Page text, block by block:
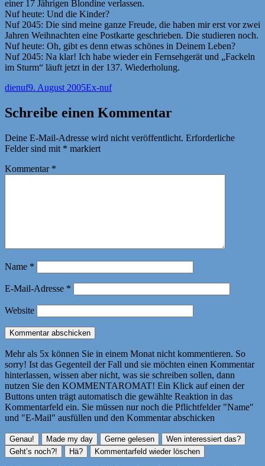
einer 17 Jährigen Blondine verlassen.
Nuf heute: Und die Kinder?
Nuf 2045: Die sind meine ganze Freude, die haben mir erst vor zwei
Jahren Weihnachten eine Postkarte geschrieben. Die studieren noch.
Nuf heute: Oh, gibt es denn etwas schönes in Deinem Leben?
Nuf 2045: Na klar! Ich habe wieder ein Fernsehgerät und „Fackeln
im Sturm“ läuft jetzt in der 137. Wiederholung.
Autor
dienufVeröffentlicht
9. August 2005Kategorien
Ex-nuf
Schreibe einen Kommentar
Deine E-Mail-Adresse wird nicht veröffentlicht. Erforderliche
Felder sind mit * markiert
Kommentar *
Name *
E-Mail-Adresse *
Website
Mehr als 5x können Sie in einem Monat nicht kommentieren. So
sorry! Ist das Gegenteil der Fall und sie möchten einen Kommentar
hinterlassen, wissen aber nicht, was sie schreiben sollen, dann
nutzen Sie den KOMMENTAROMAT! Ein Klick auf einen der
Buttons unten trägt automatisch die gewählte Reaktion in das
Kommentarfeld ein. Sie müssen nur noch die Pflichtfelder "Name"
und "E-Mail" ausfüllen und den Kommentar abschicken